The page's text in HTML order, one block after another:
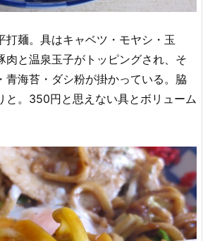
打麺。具はキャベツ・モヤシ・玉
肉と温泉玉子がトッピングされ、そ
青海苔・ダシ粉が掛かっている。脇
と。350円と思えない具とボリューム